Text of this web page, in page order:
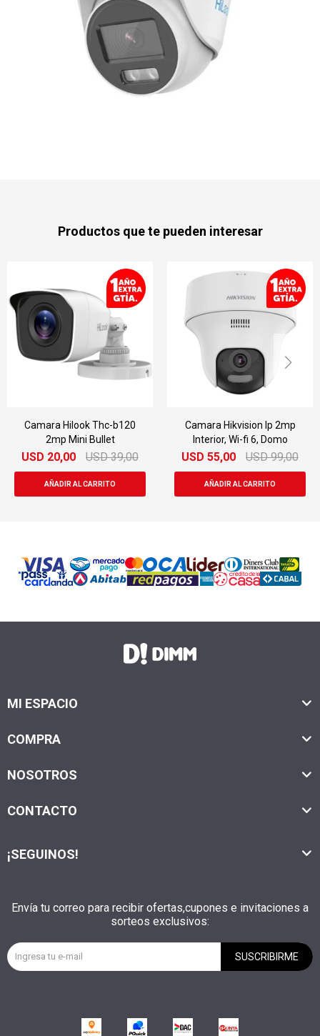
Productos que te pueden interesar
Camara Hilook Thc-b120
2mp Mini Bullet
USD 20,00 USD 39,00
Camara Hikvision Ip 2mp
Interior, Wi-fi 6, Domo
USD 55,00 USD 99,00
MI ESPACIO
COMPRA
NOSOTROS
CONTACTO
Envía tu correo para recibir ofertas,cupones e invitaciones a
sorteos exclusivos:
SUSCRIBIRME
¡SEGUINOS!